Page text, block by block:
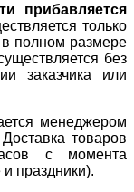
прибавляется
только
полном размере
без
заказчика или
менеджером
товаров
с момента
праздники).